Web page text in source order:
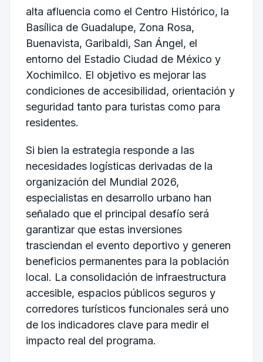
alta afluencia como el Centro Histórico, la
Basílica de Guadalupe, Zona Rosa,
Buenavista, Garibaldi, San Ángel, el
entorno del Estadio Ciudad de México y
Xochimilco. El objetivo es mejorar las
condiciones de accesibilidad, orientación y
seguridad tanto para turistas como para
residentes.
Si bien la estrategia responde a las
necesidades logísticas derivadas de la
organización del Mundial 2026,
especialistas en desarrollo urbano han
señalado que el principal desafío será
garantizar que estas inversiones
trasciendan el evento deportivo y generen
beneficios permanentes para la población
local. La consolidación de infraestructura
accesible, espacios públicos seguros y
corredores turísticos funcionales será uno
de los indicadores clave para medir el
impacto real del programa.